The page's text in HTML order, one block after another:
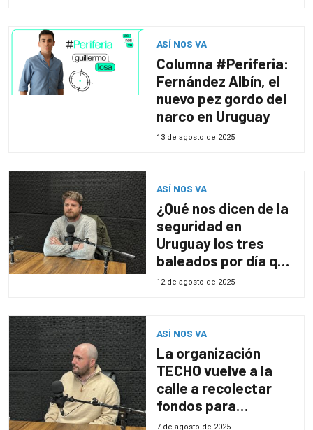
ASÍ NOS VA
Columna #Periferia:
Fernández Albín, el
nuevo pez gordo del
narco en Uruguay
13 de agosto de 2025
ASÍ NOS VA
¿Qué nos dicen de la
seguridad en
Uruguay los tres
baleados por día que
llegan a atenderse a
12 de agosto de 2025
ASÍ NOS VA
La organización
TECHO vuelve a la
calle a recolectar
fondos para
construir viviendas
7 de agosto de 2025